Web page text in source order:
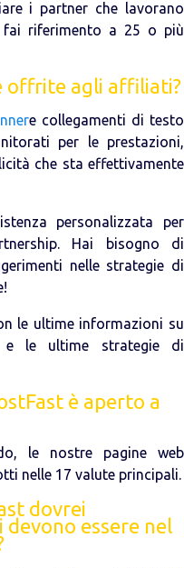
i partner che lavorano
riferimento a 25 o più
offrite agli affiliati?
e collegamenti di testo
per le prestazioni,
che sta effettivamente
personalizzata per
Hai bisogno di
nelle strategie di
le ultime informazioni su
e le ultime strategie di
è aperto a
le nostre pagine web
nelle 17 valute principali.
dovrei
essere nel